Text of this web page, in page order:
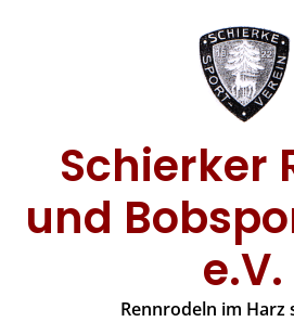
Schierker
und
e.V.
Rennrodeln im Harz